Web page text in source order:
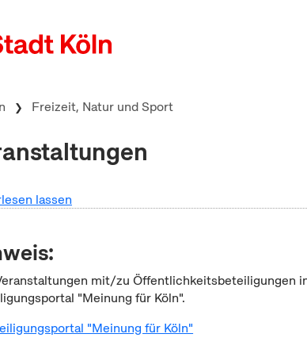
Freizeit, Natur und Sport
lassen
mit/zu Öffentlichkeitsbeteiligungen
"Meinung für Köln".
"Meinung für Köln"